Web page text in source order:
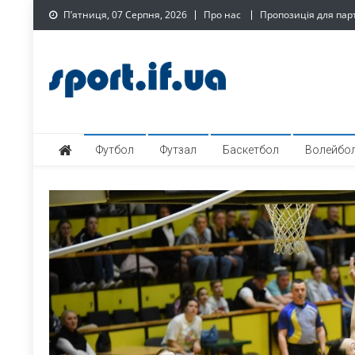
Skip
to
П’ятниця, 07 Серпня, 2026 Про нас Пропозиція для
SPORT.IF.UA –
Футбол Футзал Баскетбол